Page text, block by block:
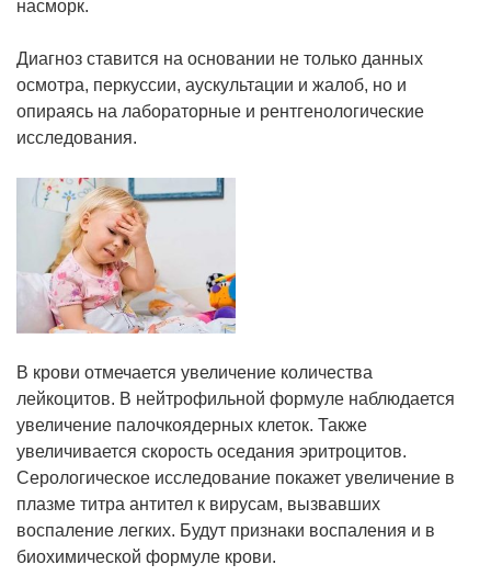
насморк.
Диагноз ставится на основании не только данных
осмотра, перкуссии, аускультации и жалоб, но и
опираясь на лабораторные и рентгенологические
исследования.
В крови отмечается увеличение количества
лейкоцитов. В нейтрофильной формуле наблюдается
увеличение палочкоядерных клеток. Также
увеличивается скорость оседания эритроцитов.
Серологическое исследование покажет увеличение в
плазме титра антител к вирусам, вызвавших
воспаление легких. Будут признаки воспаления и в
биохимической формуле крови.